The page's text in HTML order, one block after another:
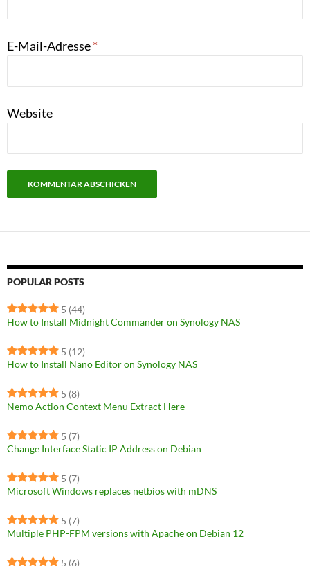
E-Mail-Adresse*
Website
POPULAR POSTS
5 (44)
How to Install Midnight Commander on Synology NAS
5 (12)
How to Install Nano Editor on Synology NAS
5 (8)
Nemo Action Context Menu Extract Here
5 (7)
Change Interface Static IP Address on Debian
5 (7)
Microsoft Windows replaces netbios with mDNS
5 (7)
Multiple PHP-FPM versions with Apache on Debian 12
5 (6)